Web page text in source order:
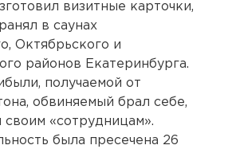
визитные карточки,
в саунах
Октябрьского и
районов Екатеринбурга.
получаемой от
обвиняемый брал себе,
своим «сотрудницам».
была пресечена 26